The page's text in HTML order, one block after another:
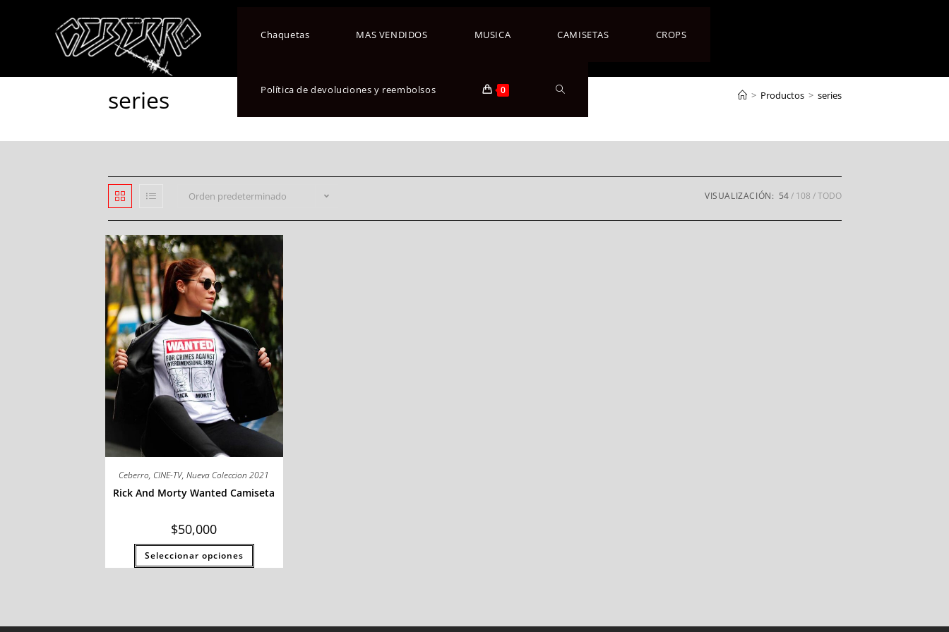
Chaquetas MAS VENDIDOS MUSICA CAMISETAS CROPS
Política de devoluciones y reembolsos 0
series > Productos > series
Orden predeterminado VISUALIZACIÓN: 54 108 TODO
Ceberro, CINE-TV,Nueva Coleccion 2021
Rick And Morty Wanted Camiseta
$50,000
Seleccionar opciones